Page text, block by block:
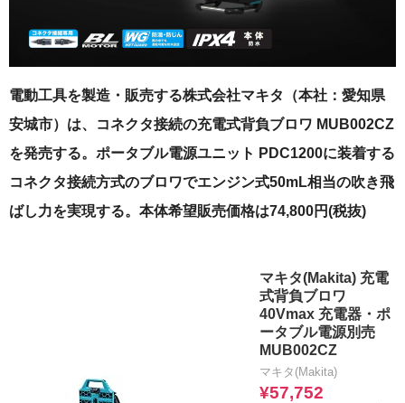
電動工具を製造・販売する株式会社マキタ（本社：愛知県
安城市）は、コネクタ接続の充電式背負ブロワ MUB002CZ
を発売する。ポータブル電源ユニット PDC1200に装着する
コネクタ接続方式のブロワでエンジン式50mL相当の吹き飛
ばし力を実現する。本体希望販売価格は74,800円(税抜)
マキタ(Makita) 充電
式背負ブロワ
40Vmax 充電器・ポ
ータブル電源別売
MUB002CZ
マキタ(Makita)
¥57,752